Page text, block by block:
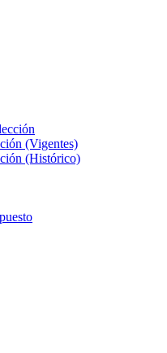
(Vigentes)
(Histórico)